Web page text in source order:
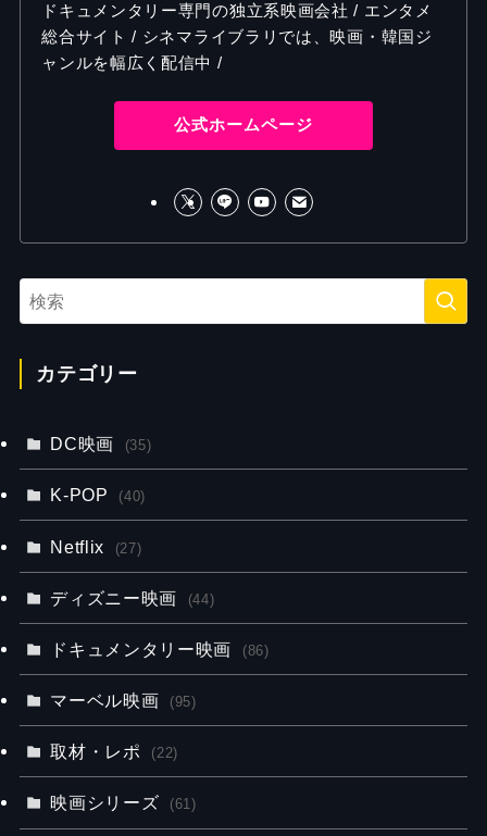
ドキュメンタリー専門の独立系映画会社 / エンタメ
総合サイト / シネマライブラリでは、映画・韓国ジ
ャンルを幅広く配信中 /
公式ホームページ
カテゴリー
DC映画 (35)
K-POP (40)
Netflix (27)
ディズニー映画 (44)
ドキュメンタリー映画 (86)
マーベル映画 (95)
取材・レポ (22)
映画シリーズ (61)